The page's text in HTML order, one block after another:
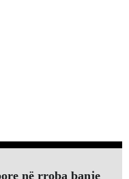
në rroba banje